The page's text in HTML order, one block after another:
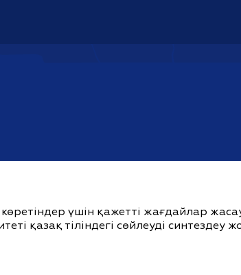
үшін қажетті жағдайлар
қазақ тіліндегі сөйлеуді